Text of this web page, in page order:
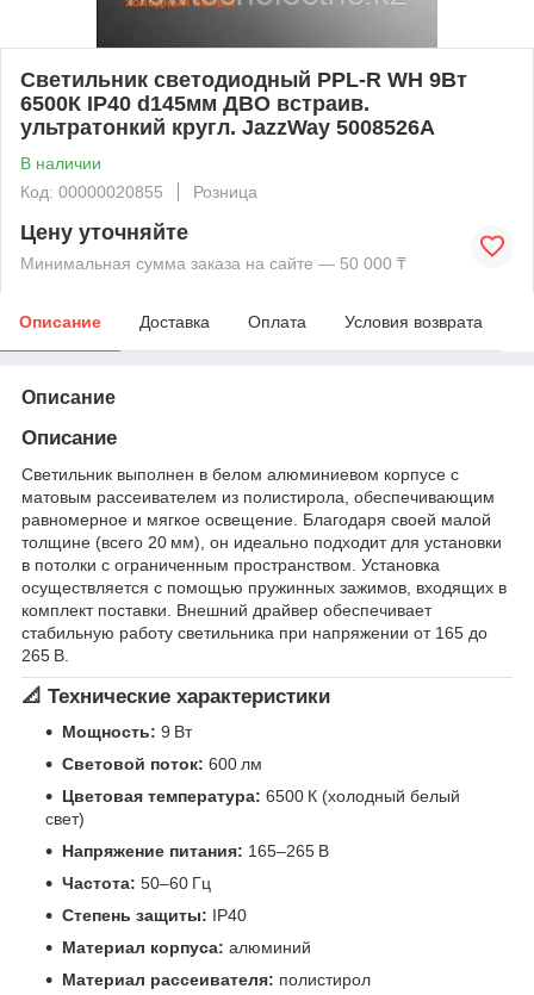
Светильник светодиодный PPL-R WH 9Вт
6500К IP40 d145мм ДВО встраив.
ультратонкий кругл. JazzWay 5008526A
В наличии
Код: 00000020855
Розница
Цену уточняйте
Минимальная сумма заказа на сайте — 50 000 ₸
Описание Доставка Оплата Условия возврата
Описание
Описание
Светильник выполнен в белом алюминиевом корпусе с
матовым рассеивателем из полистирола, обеспечивающим
равномерное и мягкое освещение. Благодаря своей малой
толщине (всего 20 мм), он идеально подходит для установки
в потолки с ограниченным пространством. Установка
осуществляется с помощью пружинных зажимов, входящих в
комплект поставки. Внешний драйвер обеспечивает
стабильную работу светильника при напряжении от 165 до
265 В.
📐 Технические характеристики
Мощность: 9 Вт
Световой поток: 600 лм
Цветовая температура: 6500 К (холодный белый
свет)
Напряжение питания: 165–265 В
Частота: 50–60 Гц
Степень защиты: IP40
Материал корпуса: алюминий
Материал рассеивателя: полистирол